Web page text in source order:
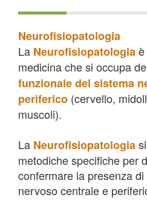
Neurofisiopatologia
La Neurofisiopatologia
medicina che si occupa
funzionaledel sistema
periferico (cervello,
muscoli).
La Neurofisiopatologia
metodiche specifiche per
confermare la presenza
nervoso centrale e